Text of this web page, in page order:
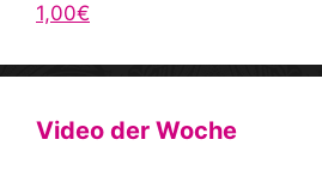
1,00€
Video der Woche